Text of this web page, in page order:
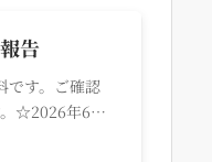
告
です。ご確認
☆2026年6月